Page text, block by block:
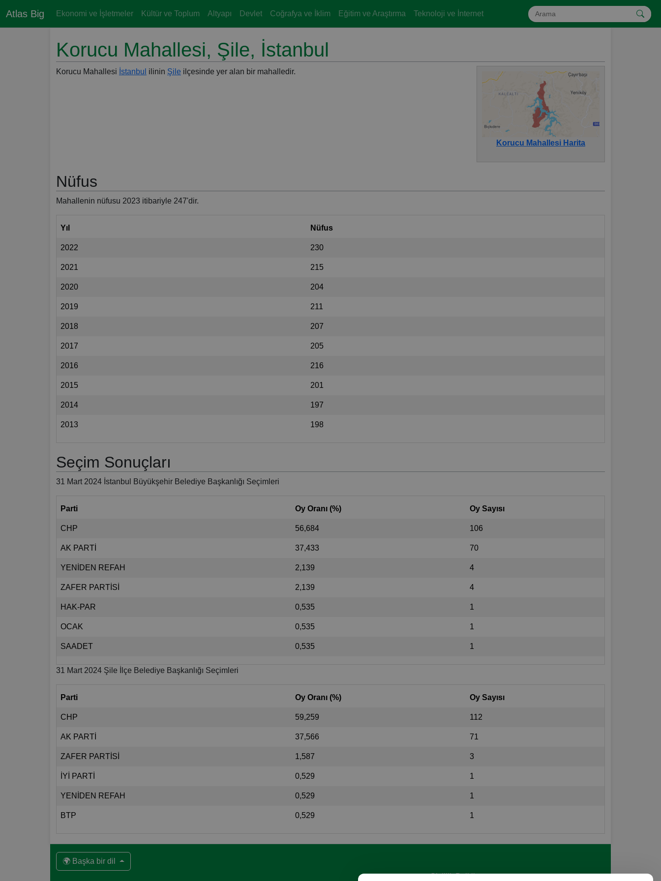
Atlas Big Ekonomi ve İşletmeler Kültür ve Toplum Altyapı Devlet Coğrafya ve İklim Eğitim ve Araştırma Teknoloji ve İnternet
Korucu Mahallesi, Şile, İstanbul
Korucu Mahallesi İstanbul ilinin Şile ilçesinde yer alan bir mahalledir.
Korucu Mahallesi Harita
Nüfus
Mahallenin nüfusu 2023 itibariyle 247'dir.
Yıl Nüfus
2022 230
2021 215
2020 204
2019 211
2018 207
2017 205
2016 216
2015 201
2014 197
2013 198
Seçim Sonuçları
31 Mart 2024 İstanbul Büyükşehir Belediye Başkanlığı Seçimleri
Parti Oy Oranı (%) Oy Sayısı
CHP 56,684 106
AK PARTİ 37,433 70
YENİDEN REFAH 2,139 4
ZAFER PARTİSİ 2,139 4
HAK-PAR 0,535 1
OCAK 0,535 1
SAADET 0,535 1
31 Mart 2024 Şile İlçe Belediye Başkanlığı Seçimleri
Parti Oy Oranı (%) Oy Sayısı
CHP 59,259 112
AK PARTİ 37,566 71
ZAFER PARTİSİ 1,587 3
İYİ PARTİ 0,529 1
YENİDEN REFAH 0,529 1
BTP 0,529 1
🌍 Başka bir dil
Gizlilik Politikası